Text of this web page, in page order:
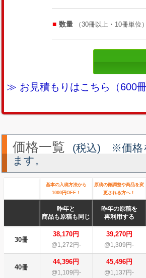
数量 （30冊以上・10冊単位
≫ お見積もりはこちら（600
価格一覧
(税込) ※価格
ます。
基本の入稿方法から
1000円OFF！
原稿の微調整や商品を変
更される方へ！
昨年と
商品も原稿も同じ
昨年の原稿を
再利用する
30冊
38,170円
@1,272円-
39,270円
@1,309円-
40冊
44,396円
@1,109円-
45,496円
@1,137円-